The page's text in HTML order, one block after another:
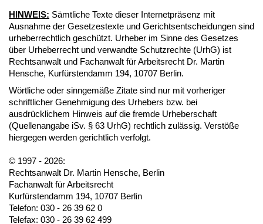
HINWEIS: Sämtliche Texte dieser Internetpräsenz mit
Ausnahme der Gesetzestexte und Gerichtsentscheidungen sind
urheberrechtlich geschützt. Urheber im Sinne des Gesetzes
über Urheberrecht und verwandte Schutzrechte (UrhG) ist
Rechtsanwalt und Fachanwalt für Arbeitsrecht Dr. Martin
Hensche, Kurfürstendamm 194, 10707 Berlin.
Wörtliche oder sinngemäße Zitate sind nur mit vorheriger
schriftlicher Genehmigung des Urhebers bzw. bei
ausdrücklichem Hinweis auf die fremde Urheberschaft
(Quellenangabe iSv. § 63 UrhG) rechtlich zulässig. Verstöße
hiergegen werden gerichtlich verfolgt.
© 1997 - 2026:
Rechtsanwalt Dr. Martin Hensche, Berlin
Fachanwalt für Arbeitsrecht
Kurfürstendamm 194, 10707 Berlin
Telefon: 030 - 26 39 62 0
Telefax: 030 - 26 39 62 499